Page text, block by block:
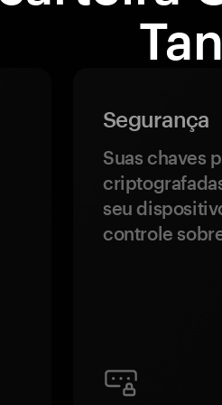
Segurança
Suas chaves
seu
controle